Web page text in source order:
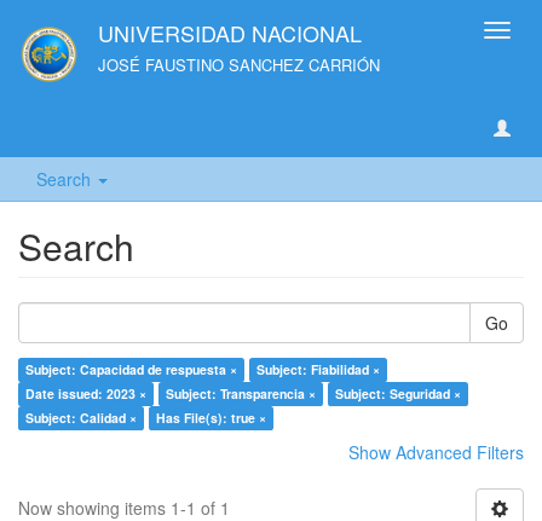
UNIVERSIDAD NACIONAL
JOSÉ FAUSTINO SANCHEZ CARRIÓN
Search
Search
Go
Subject: Capacidad de respuesta ×
Subject: Fiabilidad ×
Date issued: 2023 ×
Subject: Transparencia ×
Subject: Seguridad ×
Subject: Calidad ×
Has File(s): true ×
Show Advanced Filters
Now showing items 1-1 of 1